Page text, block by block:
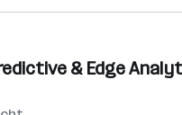
& Edge